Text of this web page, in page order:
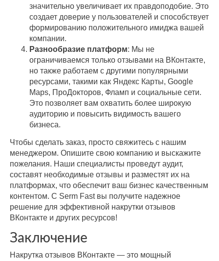
значительно увеличивает их правдоподобие. Это
создает доверие у пользователей и способствует
формированию положительного имиджа вашей
компании.
Разнообразие платформ: Мы не
ограничиваемся только отзывами на ВКонтакте,
но также работаем с другими популярными
ресурсами, такими как Яндекс Карты, Google
Maps, ПроДокторов, Фламп и социальные сети.
Это позволяет вам охватить более широкую
аудиторию и повысить видимость вашего
бизнеса.
Чтобы сделать заказ, просто свяжитесь с нашим
менеджером. Опишите свою компанию и выскажите
пожелания. Наши специалисты проведут аудит,
составят необходимые отзывы и разместят их на
платформах, что обеспечит ваш бизнес качественным
контентом. С Serm Fast вы получите надежное
решение для эффективной накрутки отзывов
ВКонтакте и других ресурсов!
Заключение
Накрутка отзывов ВКонтакте — это мощный